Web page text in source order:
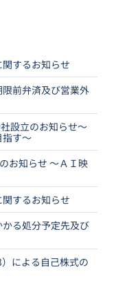
するお知らせ
前弁済及び営業外
設立のお知らせ～
指す～
お知らせ ～ＡＩ映
するお知らせ
る処分予定先及び
による自己株式の